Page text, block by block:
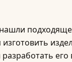
разработать